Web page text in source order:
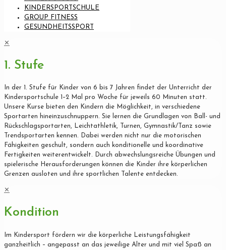
KINDERSPORTSCHULE
GROUP FITNESS
GESUNDHEITSSPORT
✕
1. Stufe
In der 1. Stufe für Kinder von 6 bis 7 Jahren findet der Unterricht der
Kindersportschule 1–2 Mal pro Woche für jeweils 60 Minuten statt.
Unsere Kurse bieten den Kindern die Möglichkeit, in verschiedene
Sportarten hineinzuschnuppern. Sie lernen die Grundlagen von Ball- und
Rückschlagsportarten, Leichtathletik, Turnen, Gymnastik/Tanz sowie
Trendsportarten kennen. Dabei werden nicht nur die motorischen
Fähigkeiten geschult, sondern auch konditionelle und koordinative
Fertigkeiten weiterentwickelt. Durch abwechslungsreiche Übungen und
spielerische Herausforderungen können die Kinder ihre körperlichen
Grenzen ausloten und ihre sportlichen Talente entdecken.
✕
Kondition
Im Kindersport fördern wir die körperliche Leistungsfähigkeit
ganzheitlich – angepasst an das jeweilige Alter und mit viel Spaß an